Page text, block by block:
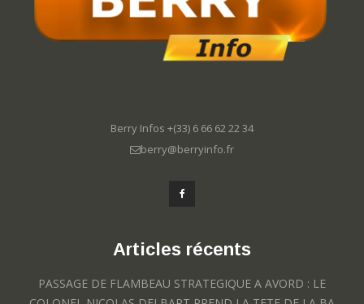
Berry Infos +(33) 6 66 62 22 34
berry@berryinfo.fr
Articles récents
PASSAGE DE FLAMBEAU STRATEGIQUE A AVORD : LE